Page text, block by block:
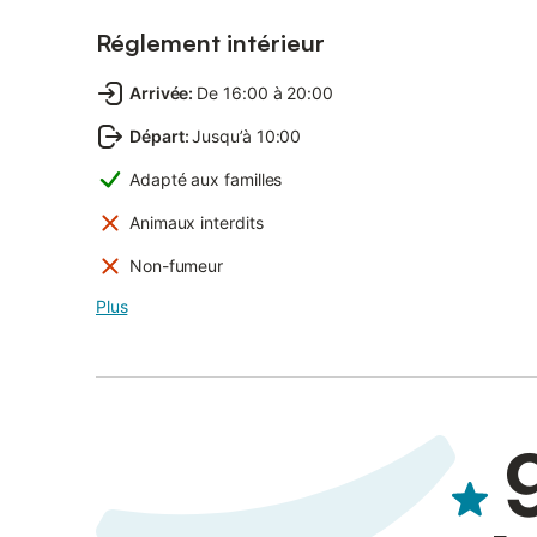
Réglement intérieur
Arrivée: De 16:00 à 20:00
Départ:Jusqu’à 10:00
Adapté aux familles
Animaux interdits
Non-fumeur
Plus